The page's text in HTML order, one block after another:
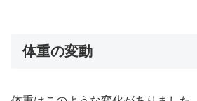
体重の変動